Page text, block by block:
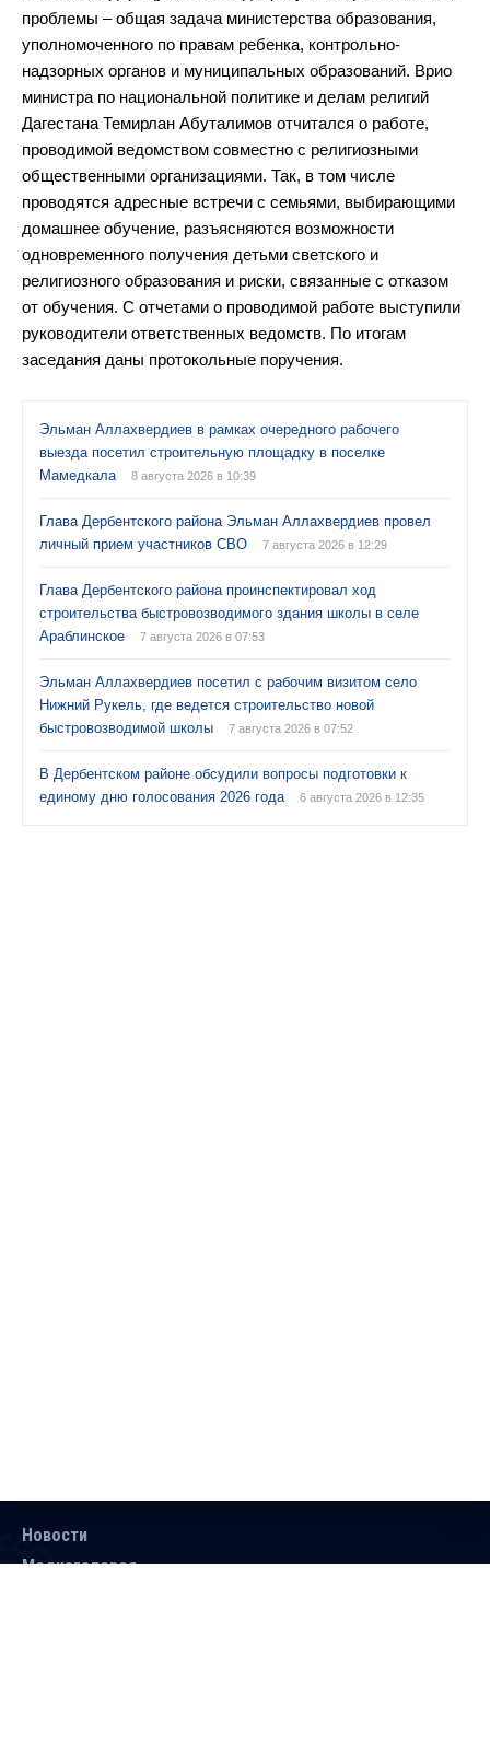
проблемы – общая задача министерства образования,
уполномоченного по правам ребенка, контрольно-
надзорных органов и муниципальных образований. Врио
министра по национальной политике и делам религий
Дагестана Темирлан Абуталимов отчитался о работе,
проводимой ведомством совместно с религиозными
общественными организациями. Так, в том числе
проводятся адресные встречи с семьями, выбирающими
домашнее обучение, разъясняются возможности
одновременного получения детьми светского и
религиозного образования и риски, связанные с отказом
от обучения. С отчетами о проводимой работе выступили
руководители ответственных ведомств. По итогам
заседания даны протокольные поручения.
Эльман Аллахвердиев в рамках очередного рабочего
выезда посетил строительную площадку в поселке
Мамедкала
8 августа 2026 в 10:39
Глава Дербентского района Эльман Аллахвердиев провел
личный прием участников СВО
7 августа 2026 в 12:29
Глава Дербентского района проинспектировал ход
строительства быстровозводимого здания школы в селе
Араблинское
7 августа 2026 в 07:53
Эльман Аллахвердиев посетил с рабочим визитом село
Нижний Рукель, где ведется строительство новой
быстровозводимой школы
7 августа 2026 в 07:52
В Дербентском районе обсудили вопросы подготовки к
единому дню голосования 2026 года
6 августа 2026 в 12:35
Новости
Медиагалерея